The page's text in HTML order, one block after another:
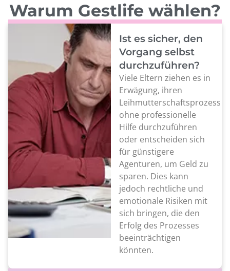
Warum Gestlife wählen?
Ist es sicher, den
Vorgang selbst
durchzuführen?
Viele Eltern ziehen es in
Erwägung, ihren
Leihmutterschaftsprozess
ohne professionelle
Hilfe durchzuführen
oder entscheiden sich
für günstigere
Agenturen, um Geld zu
sparen. Dies kann
jedoch rechtliche und
emotionale Risiken mit
sich bringen, die den
Erfolg des Prozesses
beeinträchtigen
könnten.